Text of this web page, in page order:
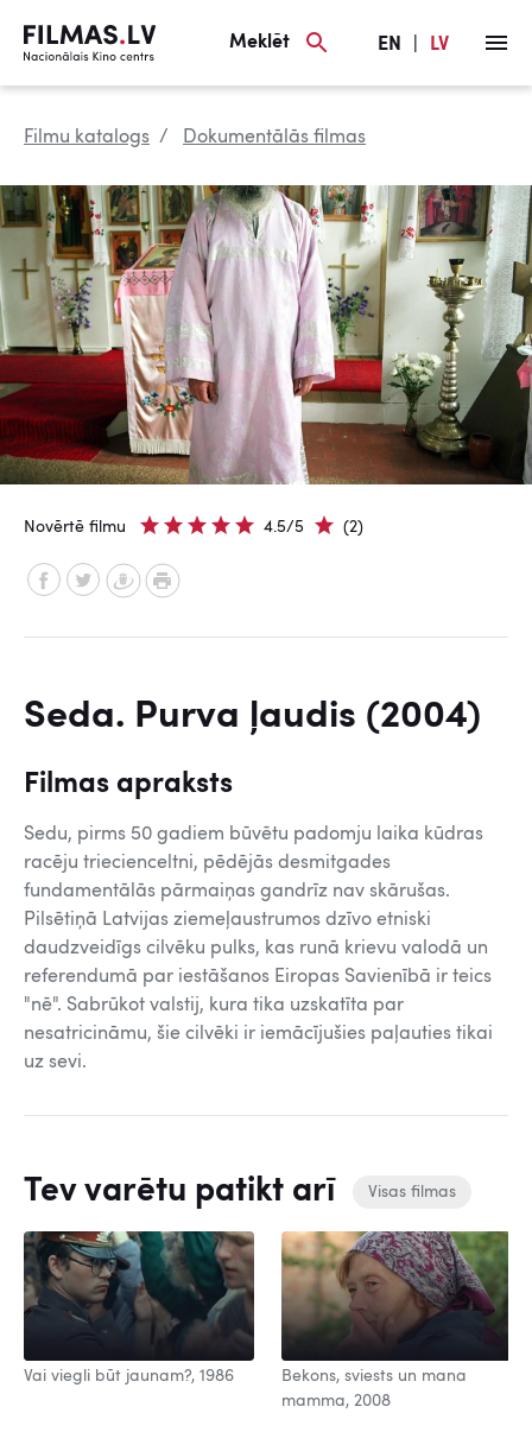
Meklēt EN LV
Filmu katalogs Dokumentālās filmas
Novērtē filmu 4.5/5 (2)
Seda. Purva ļaudis (2004)
Filmas apraksts
Sedu, pirms 50 gadiem būvētu padomju laika kūdras
racēju triecienceltni, pēdējās desmitgades
fundamentālās pārmaiņas gandrīz nav skārušas.
Pilsētiņā Latvijas ziemeļaustrumos dzīvo etniski
daudzveidīgs cilvēku pulks, kas runā krievu valodā un
referendumā par iestāšanos Eiropas Savienībā ir teics
"nē". Sabrūkot valstij, kura tika uzskatīta par
nesatricināmu, šie cilvēki ir iemācījušies paļauties tikai
uz sevi.
Tev varētu patikt arī Visas filmas
Vai viegli būt jaunam?, 1986
Bekons, sviests un mana
mamma, 2008